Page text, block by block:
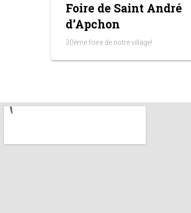
Foire de Saint André
d’Apchon
30ème foire de notre village!